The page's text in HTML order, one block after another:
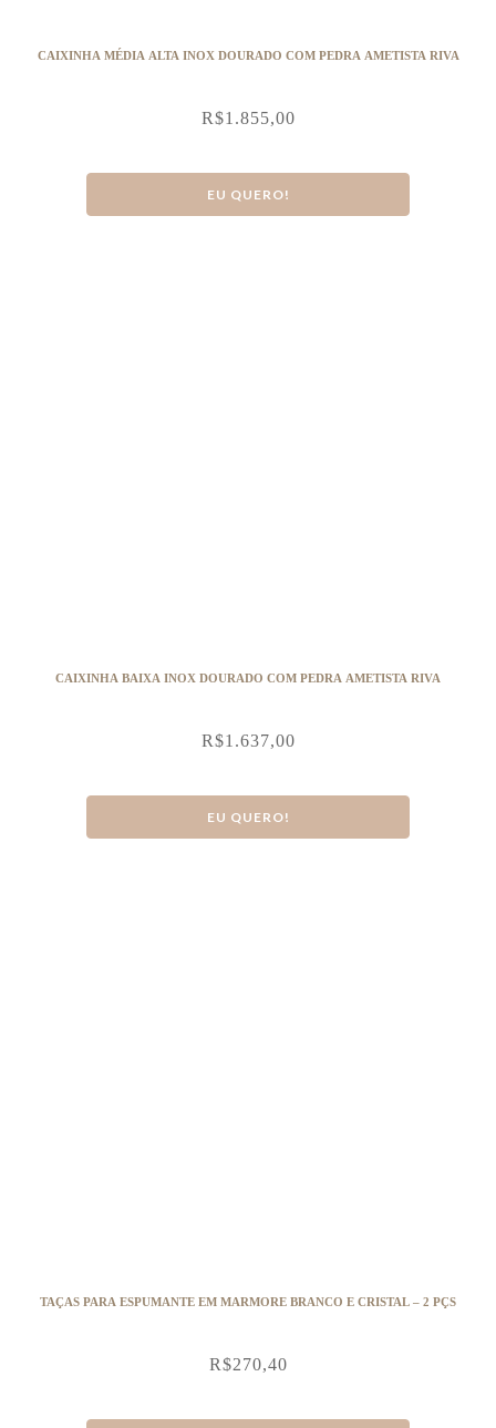
CAIXINHA MÉDIA ALTA INOX DOURADO COM PEDRA AMETISTA RIVA
R$1.855,00
EU QUERO!
CAIXINHA BAIXA INOX DOURADO COM PEDRA AMETISTA RIVA
R$1.637,00
EU QUERO!
TAÇAS PARA ESPUMANTE EM MARMORE BRANCO E CRISTAL – 2 PÇS
R$270,40